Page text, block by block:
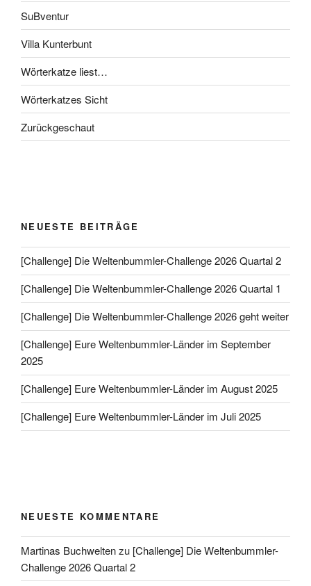
SuBventur
Villa Kunterbunt
Wörterkatze liest…
Wörterkatzes Sicht
Zurückgeschaut
NEUESTE BEITRÄGE
[Challenge] Die Weltenbummler-Challenge 2026 Quartal 2
[Challenge] Die Weltenbummler-Challenge 2026 Quartal 1
[Challenge] Die Weltenbummler-Challenge 2026 geht weiter
[Challenge] Eure Weltenbummler-Länder im September
2025
[Challenge] Eure Weltenbummler-Länder im August 2025
[Challenge] Eure Weltenbummler-Länder im Juli 2025
NEUESTE KOMMENTARE
Martinas Buchweltenzu [Challenge] Die Weltenbummler-
Challenge 2026 Quartal 2